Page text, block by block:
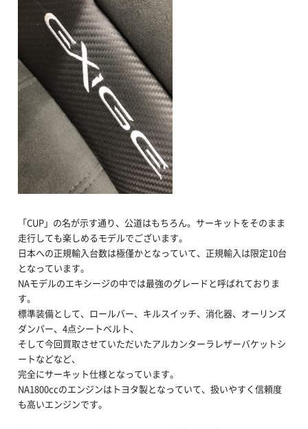
「CUP」の名が示す通り、公道はもちろん。サーキットをそのまま
走行しても楽しめるモデルでございます。
日本への正規輸入台数は極僅かとなっていて、正規輸入は限定10台
となっています。
NAモデルのエキシージの中では最強のグレードと呼ばれておりま
す。
標準装備として、ロールバー、キルスイッチ、消化器、オーリンズ
ダンパー、4点シートベルト、
そして今回買取させていただいたアルカンターラレザーバケットシ
ートなどなど、
完全にサーキット仕様となっています。
NA1800ccのエンジンはトヨタ製となっていて、扱いやすく信頼度
も高いエンジンです。